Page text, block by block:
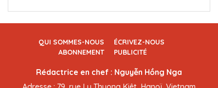
QUI SOMMES-NOUS
ÉCRIVEZ-NOUS
ABONNEMENT
PUBLICITÉ
Rédactrice en chef : Nguyễn Hồng Nga